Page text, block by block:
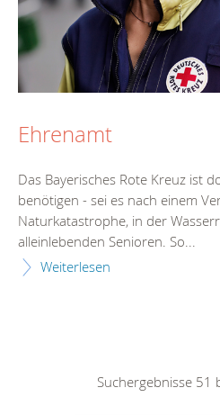
Ehrenamt
Das Bayerisches Rote Kreuz ist
benötigen - sei es nach einem
Naturkatastrophe, in der
alleinlebenden Senioren. So...
Weiterlesen
Suchergebnisse 51